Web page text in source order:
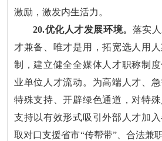
激励，激发内生活力。
20.优化人才发展环境。 落实
才兼备、唯才是用，拓宽选人用
制，建立健全全媒体人才职称制
业单位人才流动。为高端人才、
特殊支持、开辟绿色通道，对特殊
支持以有效形式吸引外部人才加
取对口支援省市“传帮带”、合法兼